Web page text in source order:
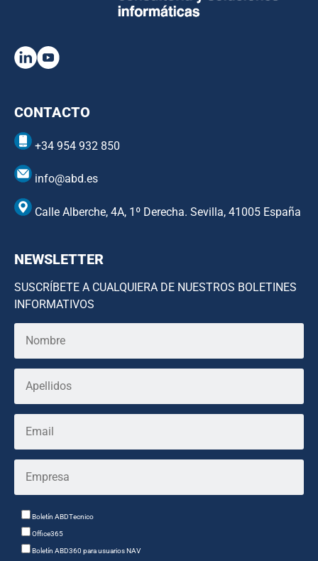
CONTACTO
+34 954 932 850
info@abd.es
Calle Alberche, 4A, 1º Derecha. Sevilla, 41005 España
NEWSLETTER
SUSCRÍBETE A CUALQUIERA DE NUESTROS BOLETINES
INFORMATIVOS
Boletín ABDTecnico
Office365
Boletín ABD360 para usuarios NAV